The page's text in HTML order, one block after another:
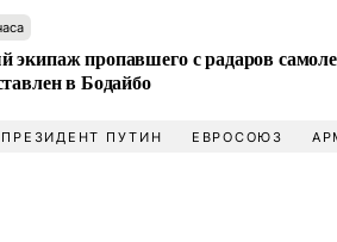
экипаж пропавшего с радаров
в Бодайбо
ПРЕЗИДЕНТ ПУТИН ЕВРОСОЮЗ